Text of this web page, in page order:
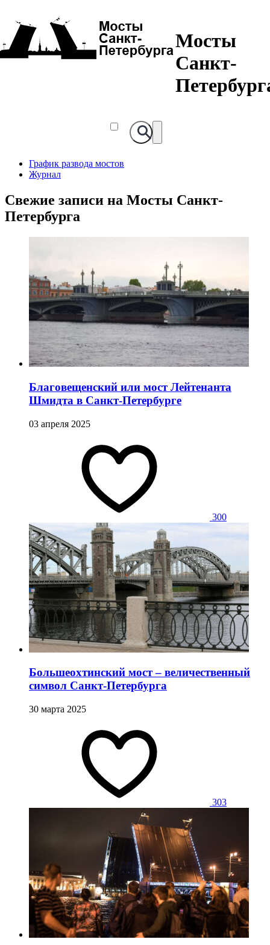
Мосты
Санкт-
График развода мостов
Журнал
Свежие записи на Мосты Санкт-
Петербурга
Благовещенский или мост Лейтенанта
Шмидта в Санкт-Петербурге
03 апреля 2025
300
Большеохтинский мост – величественный
символ Санкт-Петербурга
30 марта 2025
303